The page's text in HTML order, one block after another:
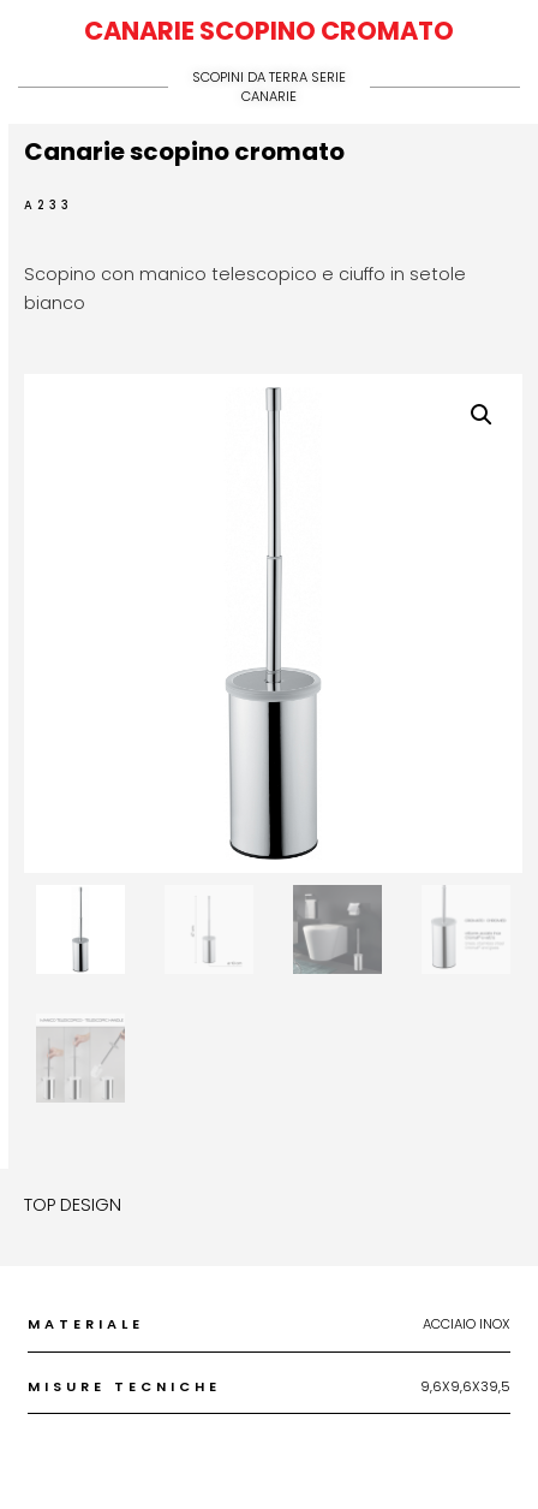
CANARIE SCOPINO CROMATO
SCOPINI DA TERRA SERIE
CANARIE
Canarie scopino cromato
A233
Scopino con manico telescopico e ciuffo in setole
bianco
TOP DESIGN
MATERIALE ACCIAIO INOX
MISURE TECNICHE 9,6X9,6X39,5